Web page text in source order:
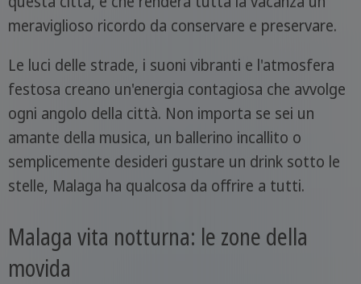
meraviglioso ricordo da conservare e preservare.
Le luci delle strade, i suoni vibranti e l'atmosfera
festosa creano un'energia contagiosa che avvolge
ogni angolo della città. Non importa se sei un
amante della musica, un ballerino incallito o
semplicemente desideri gustare un drink sotto le
stelle, Malaga ha qualcosa da offrire a tutti.
Malaga vita notturna: le zone della
movida